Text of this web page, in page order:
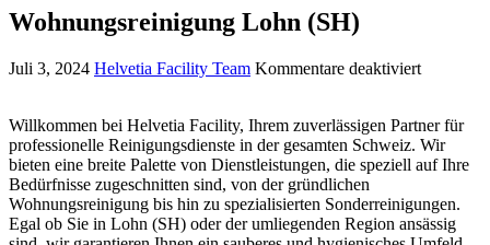
Wohnungsreinigung Lohn (SH)
Juli 3, 2024 Helvetia Facility Team Kommentare deaktiviert
Willkommen bei Helvetia Facility, Ihrem zuverlässigen Partner für
professionelle Reinigungsdienste in der gesamten Schweiz. Wir
bieten eine breite Palette von Dienstleistungen, die speziell auf Ihre
Bedürfnisse zugeschnitten sind, von der gründlichen
Wohnungsreinigung bis hin zu spezialisierten Sonderreinigungen.
Egal ob Sie in Lohn (SH) oder der umliegenden Region ansässig